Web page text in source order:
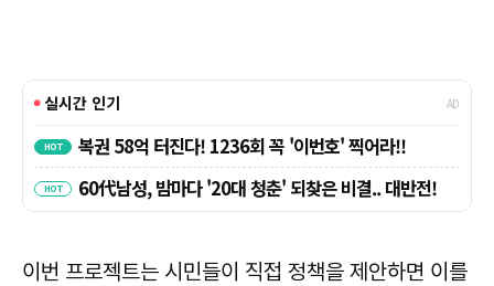
이번 프로젝트는 시민들이 직접 정책을 제안하면 이를